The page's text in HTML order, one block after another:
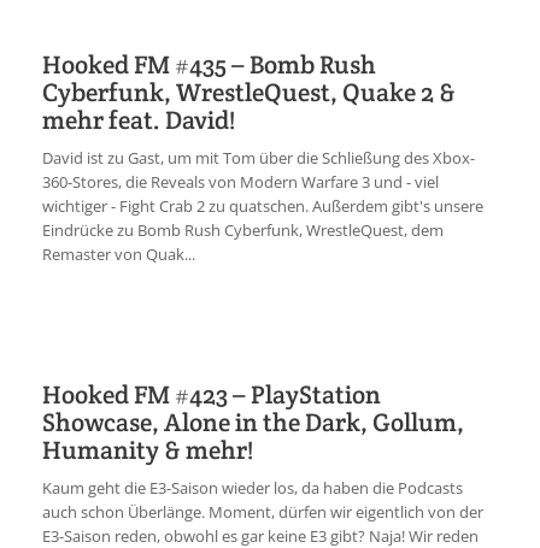
Hooked FM #435 – Bomb Rush
Cyberfunk, WrestleQuest, Quake 2 &
mehr feat. David!
David ist zu Gast, um mit Tom über die Schließung des Xbox-
360-Stores, die Reveals von Modern Warfare 3 und - viel
wichtiger - Fight Crab 2 zu quatschen. Außerdem gibt's unsere
Eindrücke zu Bomb Rush Cyberfunk, WrestleQuest, dem
Remaster von Quak...
Hooked FM #423 – PlayStation
Showcase, Alone in the Dark, Gollum,
Humanity & mehr!
Kaum geht die E3-Saison wieder los, da haben die Podcasts
auch schon Überlänge. Moment, dürfen wir eigentlich von der
E3-Saison reden, obwohl es gar keine E3 gibt? Naja! Wir reden